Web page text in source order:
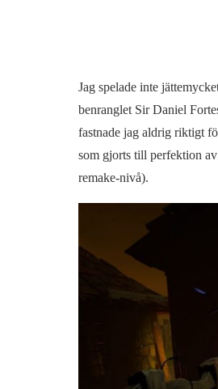
Jag spelade inte
benranglet Sir Daniel
fastnade jag aldrig riktigt
som gjorts till perfektion
remake-nivå).